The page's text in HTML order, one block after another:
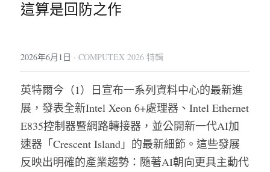
這算是回防之作
2026年6月1日 · COMPUTEX 2026 特輯
英特爾今（1）日宣布一系列資料中心的最新進
展，發表全新Intel Xeon 6+處理器、Intel Ethernet
E835控制器暨網路轉接器，並公開新一代AI加
速器「Crescent Island」的最新細節。這些發展
反映出明確的產業趨勢：隨著AI朝向更具主動代